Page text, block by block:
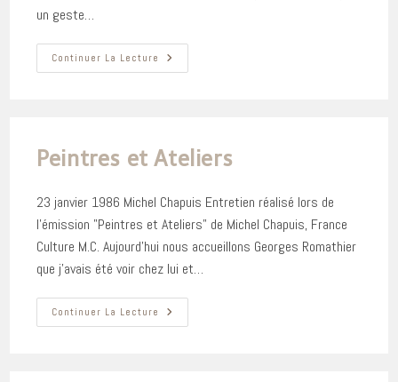
un geste…
Continuer La Lecture Jeanne
Bressy,
Peintres et Ateliers
23 janvier 1986 Michel Chapuis Entretien réalisé lors de
l'émission "Peintres et Ateliers" de Michel Chapuis, France
Culture M.C. Aujourd'hui nous accueillons Georges Romathier
que j'avais été voir chez lui et…
Continuer La Lecture Peintres
Et